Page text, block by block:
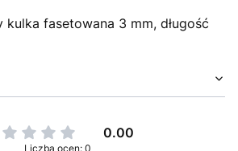
fasetowana 3 mm, długość
0.00
Liczba ocen: 0